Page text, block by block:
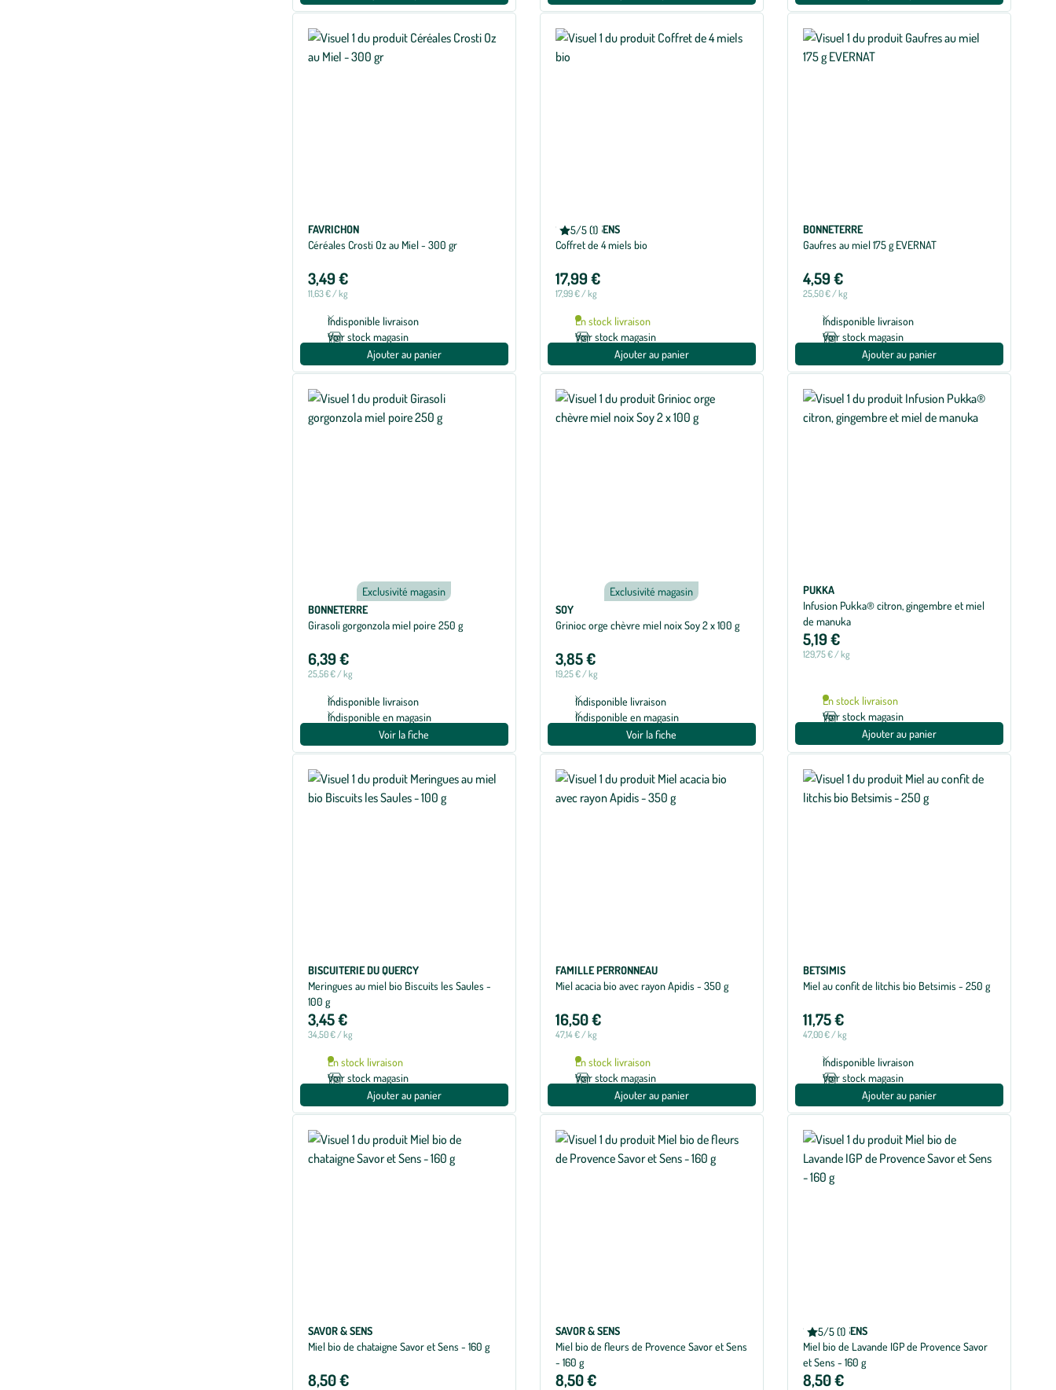
FAVRICHON
Céréales Crosti Oz au Miel - 300 gr
3,49 €
11,63 € / kg
Indisponible livraison
Voir stock magasin
Ajouter au panier
5/5 (1)
Note
moyenne
sur
5
avec
SAVOR & SENS
Coffret de 4 miels bio
17,99 €
17,99 € / kg
En stock livraison
Voir stock magasin
Ajouter au panier
BONNETERRE
Gaufres au miel 175 g EVERNAT
4,59 €
25,50 € / kg
Indisponible livraison
Voir stock magasin
Ajouter au panier
Exclusivité magasin
BONNETERRE
Girasoli gorgonzola miel poire 250 g
6,39 €
25,56 € / kg
Indisponible livraison
Indisponible en magasin
Voir la fiche
Exclusivité magasin
SOY
Grinioc orge chèvre miel noix Soy 2 x 100 g
3,85 €
19,25 € / kg
Indisponible livraison
Indisponible en magasin
Voir la fiche
PUKKA
Infusion Pukka® citron, gingembre et miel
de manuka
5,19 €
129,75 € / kg
En stock livraison
Voir stock magasin
Ajouter au panier
BISCUITERIE DU QUERCY
Meringues au miel bio Biscuits les Saules -
100 g
3,45 €
34,50 € / kg
En stock livraison
Voir stock magasin
Ajouter au panier
FAMILLE PERRONNEAU
Miel acacia bio avec rayon Apidis - 350 g
16,50 €
47,14 € / kg
En stock livraison
Voir stock magasin
Ajouter au panier
BETSIMIS
Miel au confit de litchis bio Betsimis - 250 g
11,75 €
47,00 € / kg
Indisponible livraison
Voir stock magasin
Ajouter au panier
SAVOR & SENS
Miel bio de chataigne Savor et Sens - 160 g
8,50 €
SAVOR & SENS
Miel bio de fleurs de Provence Savor et Sens
- 160 g
8,50 €
5/5 (1)
Note
moyenne
de
5
sur
SAVOR & SENS
Miel bio de Lavande IGP de Provence Savor
et Sens - 160 g
8,50 €